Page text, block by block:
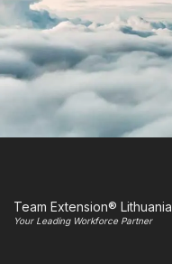
Team Extension® Lithuania
Your Leading Workforce Partner